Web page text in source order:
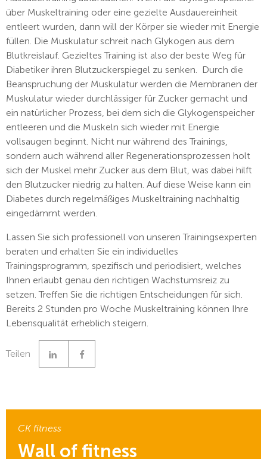
über Muskeltraining oder eine gezielte Ausdauereinheit
entleert wurden, dann will der Körper sie wieder mit Energie
füllen. Die Muskulatur schreit nach Glykogen aus dem
Blutkreislauf. Gezieltes Training ist also der beste Weg für
Diabetiker ihren Blutzuckerspiegel zu senken. Durch die
Beanspruchung der Muskulatur werden die Membranen der
Muskulatur wieder durchlässiger für Zucker gemacht und
ein natürlicher Prozess, bei dem sich die Glykogenspeicher
entleeren und die Muskeln sich wieder mit Energie
vollsaugen beginnt. Nicht nur während des Trainings,
sondern auch während aller Regenerationsprozessen holt
sich der Muskel mehr Zucker aus dem Blut, was dabei hilft
den Blutzucker niedrig zu halten. Auf diese Weise kann ein
Diabetes durch regelmäßiges Muskeltraining nachhaltig
eingedämmt werden.
Lassen Sie sich professionell von unseren Trainingsexperten
beraten und erhalten Sie ein individuelles
Trainingsprogramm, spezifisch und periodisiert, welches
Ihnen erlaubt genau den richtigen Wachstumsreiz zu
setzen. Treffen Sie die richtigen Entscheidungen für sich.
Bereits 2 Stunden pro Woche Muskeltraining können Ihre
Lebensqualität erheblich steigern.
Teilen LinkedinFacebook
CK fitness
Wall of fitness